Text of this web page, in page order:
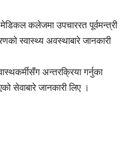
कलेजमा उपचाररत पूर्वमन्त्री
स्वास्थ्य अवस्थाबारे जानकारी
अन्तरक्रिया गर्नुका
सेवाबारे जानकारी लिए ।